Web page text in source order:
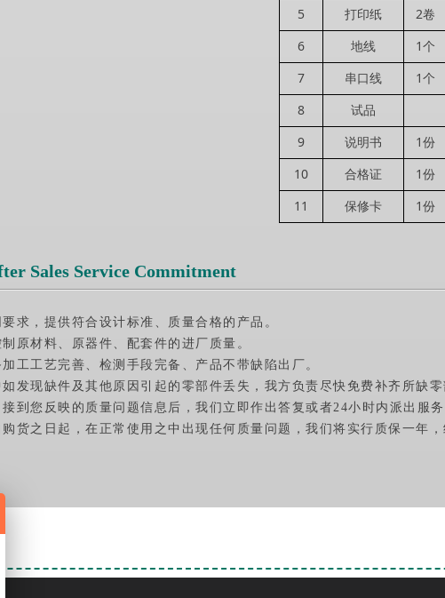
5
打印纸
2卷
6
地线
1个
7
串口线
1个
8
试品
9
说明书
1份
10
合格证
1份
11
保修卡 1份
Sales Service Commitment
求，提供符合设计标准、质量合格的产品。
原材料、原器件、配套件的进厂质量。
工工艺完善、检测手段完备、产品不带缺陷出厂。
发现缺件及其他原因引起的零部件丢失，我方负责尽快免费补齐所缺零
到您反映的质量问题信息后，我们立即作出答复或者24小时内派出服
货之日起，在正常使用之中出现任何质量问题，我们将实行质保一年，